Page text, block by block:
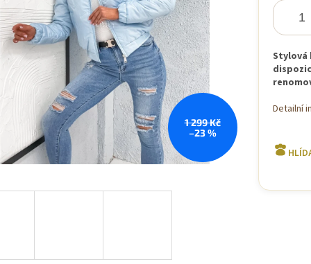
1 299 Kč
–23 %
Stylová
Detailní